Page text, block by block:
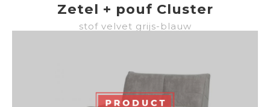
Zetel + pouf Cluster
stof velvet grijs-blauw